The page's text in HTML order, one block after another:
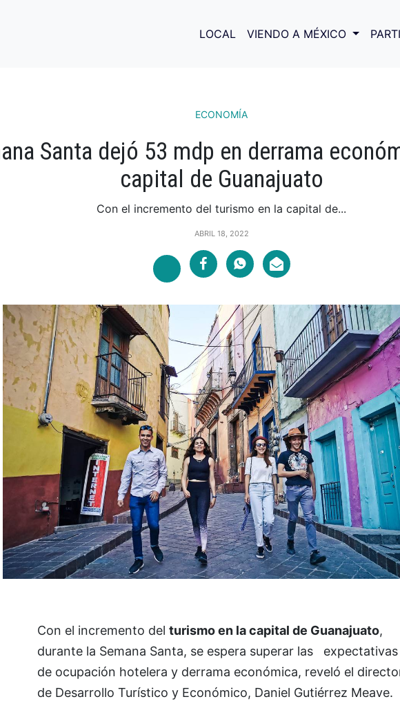
LOCAL VIENDO A MÉXICO
ECONOMÍA
Santa dejó 53 mdp en derrama
capital de Guanajuato
Con el incremento del turismo en la capital de...
ABRIL 18, 2022
Con el incremento del turismo en la capital de Guanajuato,
durante la Semana Santa, se espera superar las expectativas
de ocupación hotelera y derrama económica, reveló el
de Desarrollo Turístico y Económico, Daniel Gutiérrez Meave.